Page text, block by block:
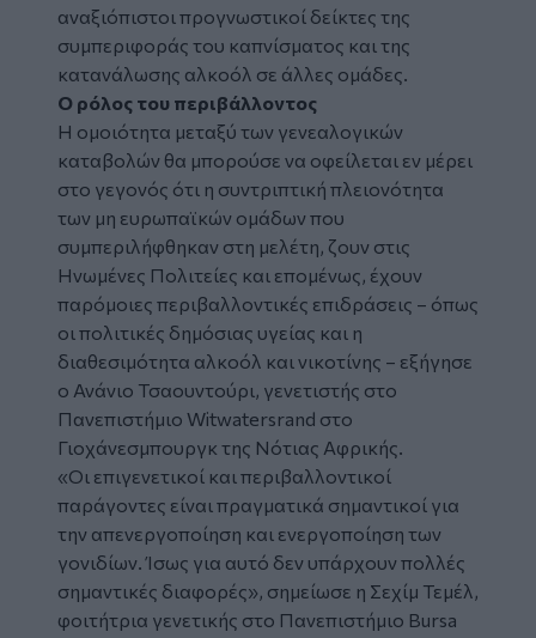
αναξιόπιστοι προγνωστικοί δείκτες της
συμπεριφοράς του καπνίσματος και της
κατανάλωσης αλκοόλ σε άλλες ομάδες.
Ο ρόλος του περιβάλλοντος
Η ομοιότητα μεταξύ των γενεαλογικών
καταβολών θα μπορούσε να οφείλεται εν μέρει
στο γεγονός ότι η συντριπτική πλειονότητα
των μη ευρωπαϊκών ομάδων που
συμπεριλήφθηκαν στη μελέτη, ζουν στις
Ηνωμένες Πολιτείες και επομένως, έχουν
παρόμοιες περιβαλλοντικές επιδράσεις – όπως
οι πολιτικές δημόσιας υγείας και η
διαθεσιμότητα αλκοόλ και νικοτίνης – εξήγησε
ο Ανάνιο Τσαουντούρι, γενετιστής στο
Πανεπιστήμιο Witwatersrand στο
Γιοχάνεσμπουργκ της Νότιας Αφρικής.
«Οι επιγενετικοί και περιβαλλοντικοί
παράγοντες είναι πραγματικά σημαντικοί για
την απενεργοποίηση και ενεργοποίηση των
γονιδίων. Ίσως για αυτό δεν υπάρχουν πολλές
σημαντικές διαφορές», σημείωσε η Σεχίμ Τεμέλ,
φοιτήτρια γενετικής στο Πανεπιστήμιο Bursa